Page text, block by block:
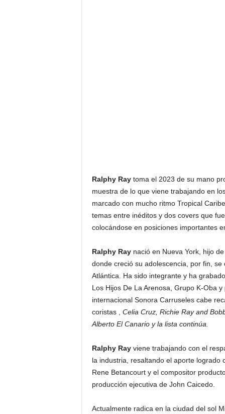
Ralphy Raytoma el 2023 de su mano
muestra de lo que viene trabajando en
marcado con mucho ritmo Tropical
temas entre inéditos y dos covers que
colocándose en posiciones importantes
Ralphy Raynació en Nueva York, hijo
donde creció su adolescencia, por fin,
Atlántica. Ha sido integrante y ha
Los Hijos De La Arenosa, Grupo K-Oba
internacional Sonora Carruseles cabe
coristas , Celia Cruz, Richie Ray and
Alberto El Canario y la lista continúa.
Ralphy Rayviene trabajando con el
la industria, resaltando el aporte logrado
Rene Betancourt y el compositor
producción ejecutiva de John Caicedo.
Actualmente radica en la ciudad del sol